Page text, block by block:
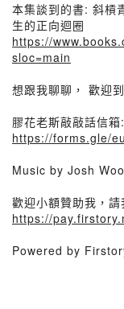
本集談到的書: 斜槓
生的正向迴圈
https://
sloc=main
想跟我聊聊， 歡迎
膠花老斯敲敲話信箱:
https://forms.gle/
Music by Josh
歡迎小額贊助我，
https://
Powered by